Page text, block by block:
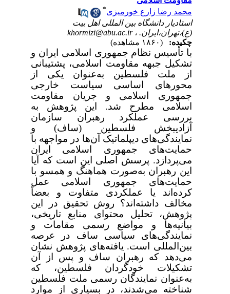
محمد رضا زارع خورمیزی*
استادیار دانشگاه بین المللی اهل بیت
(ع)،تهران،ایران. ، khormizi@abu.ac.ir
چکیده:
با تأسیس نظام جمهوری اسلامی ایران و
تشکیل جبهه مقاومت اسلامی، پشتیبانی
از ملت فلسطین به‌عنوان یکی از
محورهای اساسی سیاست خارجی
جمهوری اسلامی و جریان مقاومت
اسلامی مطرح شد. این پژوهش به
بررسی عملکرد رهبران سازمان
آزادیبخش فلسطین (ساف) و
نمایندگی‌های دیپلماتیک آن‌ها در مواجهه با
حمایت‌های جمهوری اسلامی ایران
می‌پردازد. پرسش اصلی این است که آیا
این رهبران به‌صورت هماهنگ و همسو با
حمایت‌های جمهوری اسلامی عمل
کرده‌اند یا عملکردی متفاوت و بعضاً
مخالف داشته‌اند؟ روش تحقیق در این
پژوهش، تحلیل محتوای منابع تاریخی،
بیانیه‌ها و مواضع رسمی مقامات و
نمایندگی‌های سیاسی ساف در عرصه
بین‌المللی است. یافته‌های پژوهش نشان
می‌دهد که رهبران ساف و پس از آن
تشکیلات خودگردان فلسطین، که
به‌عنوان نمایندگان رسمی ملت فلسطین
شناخته می‌شدند، در بسیاری از موارد